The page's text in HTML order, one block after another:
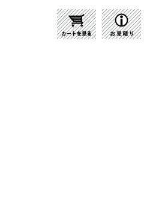
) WTK39114Q | 商品紹介 | 照明器具の通販